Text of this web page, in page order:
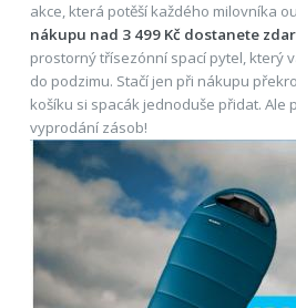
akce, která potěší každého milovníka
nákupu nad 3 499 Kč dostanete
prostorný třísezónní spací pytel, který
do podzimu. Stačí jen při nákupu
košíku si spacák jednoduše přidat. Ale
vyprodání zásob!